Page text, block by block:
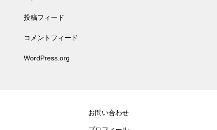
投稿フィード
コメントフィード
WordPress.org
お問い合わせ